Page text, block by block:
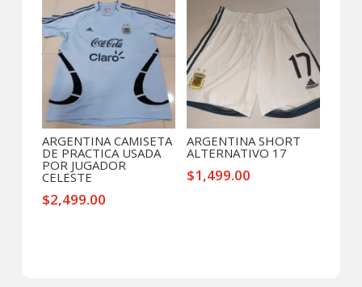
ARGENTINA CAMISETA
DE PRACTICA USADA
POR JUGADOR
CELESTE
$2,499.00
ARGENTINA SHORT
ALTERNATIVO 17
$1,499.00